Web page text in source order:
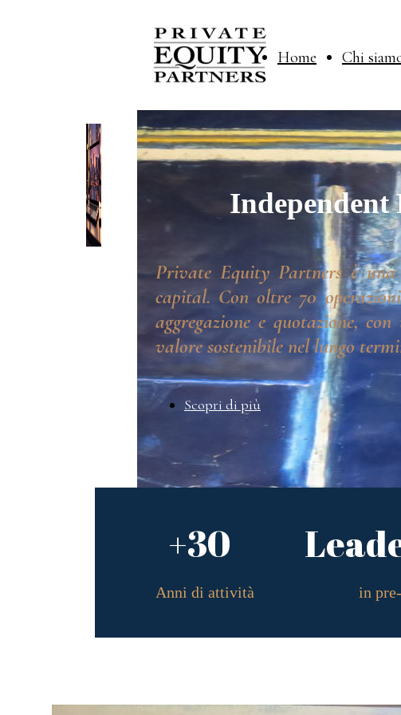
Home Chi
Independent
Private Equity Partners è
capital. Con oltre 70
aggregazione e quotazione,
valore sostenibile nel lungo
Scopri di più
+30
in
Anni di attività